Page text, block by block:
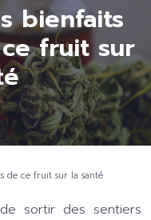
bienfaits
fruit sur
de ce fruit sur la santé
sortir des sentiers